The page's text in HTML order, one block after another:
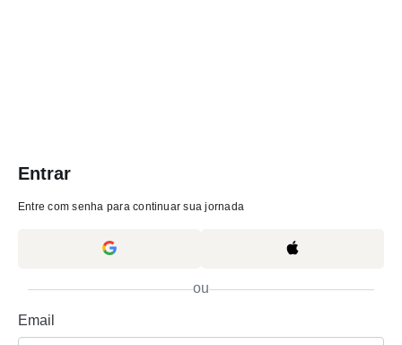
Entrar
Entre com senha para continuar sua jornada
ou
Email